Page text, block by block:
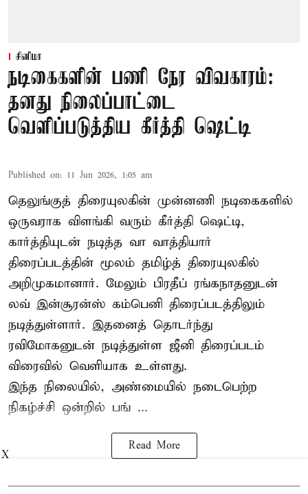
சினிமா
நடிகைகளின் பணி நேர விவகாரம்:
தனது நிலைப்பாட்டை
வெளிப்படுத்திய கீர்த்தி ஷெட்டி
Published on: 11 Jun 2026, 1:05 am
தெலுங்குத் திரையுலகின் முன்னணி நடிகைகளில்
ஒருவராக விளங்கி வரும் கீர்த்தி ஷெட்டி,
கார்த்தியுடன் நடித்த வா வாத்தியார்
திரைப்படத்தின் மூலம் தமிழ்த் திரையுலகில்
அறிமுகமானார். மேலும் பிரதீப் ரங்கநாதனுடன்
லவ் இன்சூரன்ஸ் கம்பெனி திரைப்படத்திலும்
நடித்துள்ளார். இதனைத் தொடர்ந்து
ரவிமோகனுடன் நடித்துள்ள ஜீனி திரைப்படம்
விரைவில் வெளியாக உள்ளது.
இந்த நிலையில், அண்மையில் நடைபெற்ற
நிகழ்ச்சி ஒன்றில் பங் ...
Read More
X